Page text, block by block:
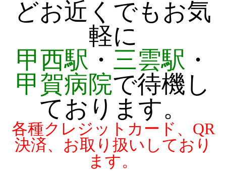
どお近くでもお気
軽に
甲西駅 ・ 三雲駅 ・
甲賀病院で待機し
ております。
各種クレジットカード、QR
決済、お取り扱いしており
ます。